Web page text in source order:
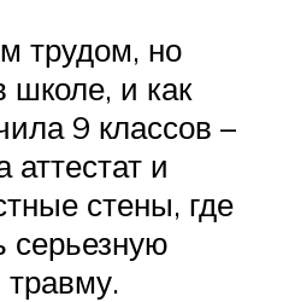
трудом, но
школе, и как
9 классов –
аттестат и
стены, где
серьезную
травму.